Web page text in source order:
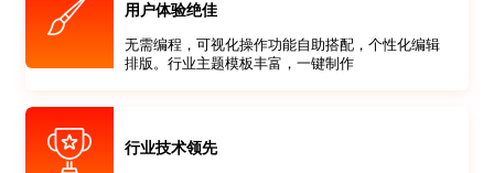
用户体验绝佳
无需编程，可视化操作功能自助搭配，个性化编辑
排版。行业主题模板丰富，一键制作
行业技术领先